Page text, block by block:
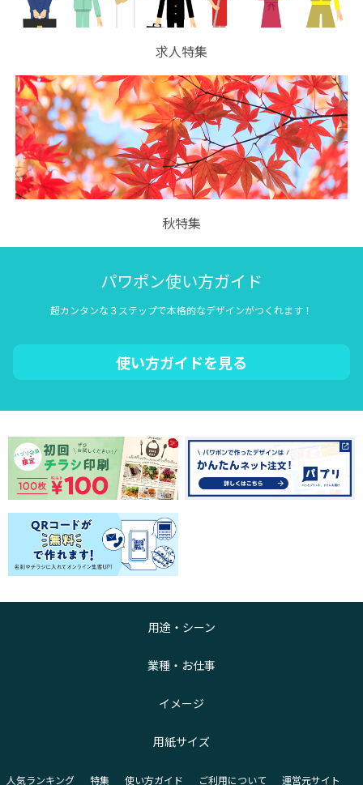
求人特集
秋特集
パワポン使い方ガイド
超カンタンな３ステップで本格的なデザインがつくれます！
使い方ガイドを見る
用途・シーン
業種・お仕事
イメージ
用紙サイズ
人気ランキング 特集 使い方ガイド ご利用について 運営元サイト